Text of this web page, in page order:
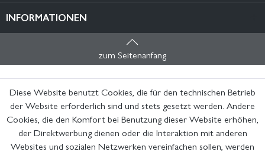
INFORMATIONEN
zum Seitenanfang
Diese Website benutzt Cookies, die für den technischen Betrieb
der Website erforderlich sind und stets gesetzt werden. Andere
Cookies, die den Komfort bei Benutzung dieser Website erhöhen,
der Direktwerbung dienen oder die Interaktion mit anderen
Websites und sozialen Netzwerken vereinfachen sollen, werden